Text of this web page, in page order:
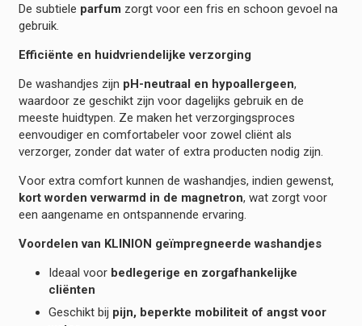
De subtiele parfum zorgt voor een fris en schoon gevoel na
gebruik.
Efficiënte en huidvriendelijke verzorging
De washandjes zijn pH-neutraal en hypoallergeen,
waardoor ze geschikt zijn voor dagelijks gebruik en de
meeste huidtypen. Ze maken het verzorgingsproces
eenvoudiger en comfortabeler voor zowel cliënt als
verzorger, zonder dat water of extra producten nodig zijn.
Voor extra comfort kunnen de washandjes, indien gewenst,
kort worden verwarmd in de magnetron, wat zorgt voor
een aangename en ontspannende ervaring.
Voordelen van KLINION geïmpregneerde washandjes
Ideaal voor bedlegerige en zorgafhankelijke
cliënten
Geschikt bij pijn, beperkte mobiliteit of angst voor